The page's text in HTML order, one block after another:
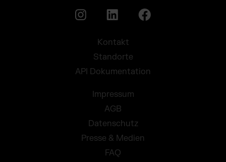
Kontakt
Standorte
API Dokumentation
Impressum
AGB
Datenschutz
Presse & Medien
FAQ